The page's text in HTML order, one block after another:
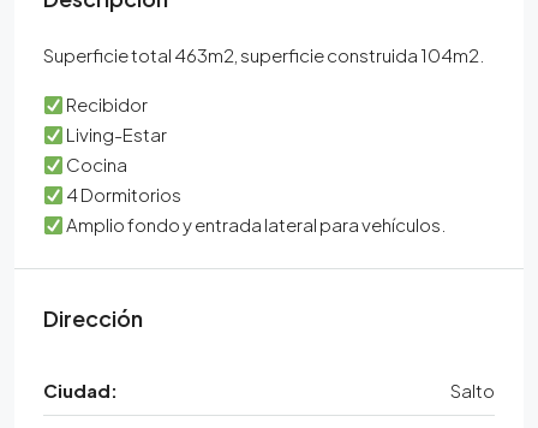
Superficie total 463m2, superficie construida 104m2.
Recibidor
Living-Estar
Cocina
4 Dormitorios
Amplio fondo y entrada lateral para vehículos.
Dirección
Ciudad: Salto